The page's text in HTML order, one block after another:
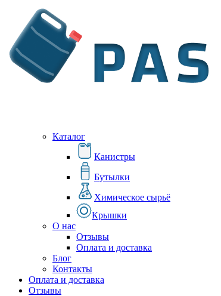
Каталог
Канистры
Бутылки
Химическое сырьё
Крышки
О нас
Отзывы
Оплата и доставка
Блог
Контакты
Оплата и доставка
Отзывы